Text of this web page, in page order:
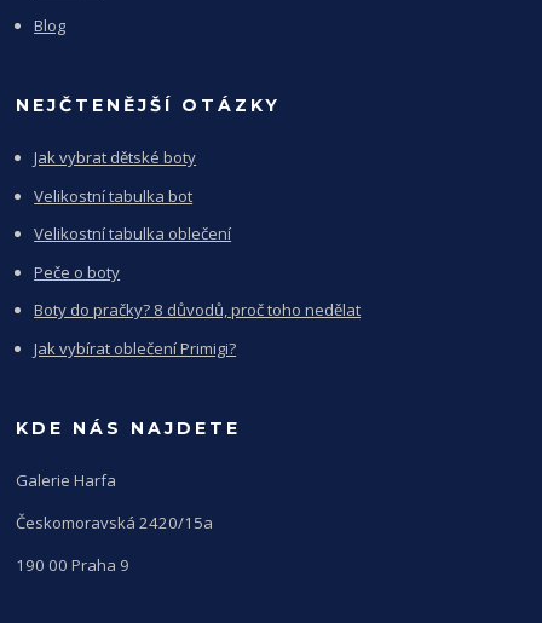
Blog
NEJČTENĚJŠÍ OTÁZKY
Jak vybrat dětské boty
Velikostní tabulka bot
Velikostní tabulka oblečení
Peče o boty
Boty do pračky? 8 důvodů, proč toho nedělat
Jak vybírat oblečení Primigi?
KDE NÁS NAJDETE
Galerie Harfa
Českomoravská 2420/15a
190 00 Praha 9